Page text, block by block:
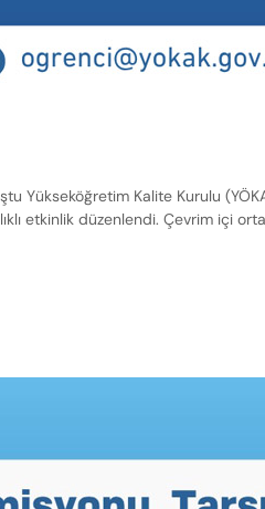
Yükseköğretim Kalite Kurulu
etkinlik düzenlendi. Çevrim içi